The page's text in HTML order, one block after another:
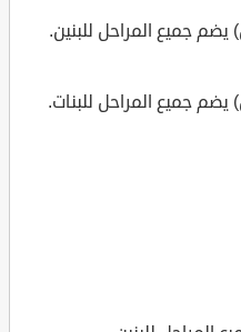
جميع المراحل للبنين.
جميع المراحل للبنات.